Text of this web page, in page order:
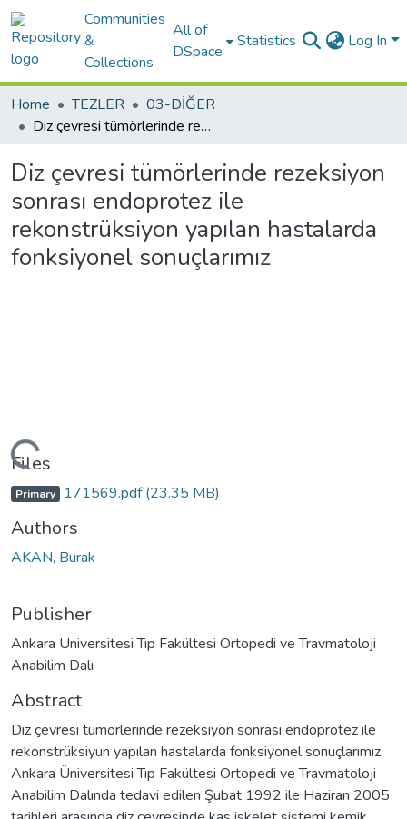
Communities
&
Collections
All of
DSpace
Statistics Log In
Home TEZLER
03-DİĞER
Diz çevresi tümörlerinde rezeksiyon sonrası endoprotez ile rekonstrüksiyon yapılan hastalarda fonksiyonel sonuçlarımız
Diz çevresi tümörlerinde rezeksiyon
sonrası endoprotez ile
rekonstrüksiyon yapılan hastalarda
fonksiyonel sonuçlarımız
Files
Primary 171569.pdf(23.35 MB)
Authors
AKAN, Burak
Publisher
Ankara Üniversitesi Tıp Fakültesi Ortopedi ve Travmatoloji
Anabilim Dalı
Abstract
Diz çevresi tümörlerinde rezeksiyon sonrası endoprotez ile
rekonstrüksiyun yapılan hastalarda fonksiyonel sonuçlarımız
Ankara Üniversitesi Tıp Fakültesi Ortopedi ve Travmatoloji
Anabilim Dalında tedavi edilen Şubat 1992 ile Haziran 2005